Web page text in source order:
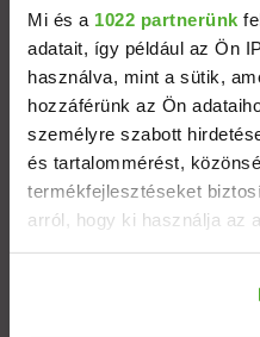
Mi és a 1022 partnerünk
adatait, így például az Ön
használva, mint a sütik,
hozzáférünk az Ön
személyre szabott
és tartalommérést,
termékfejlesztéseket
arról, hogy ki használja az
Információgyűjtés az
Ingatlanok
Eladó házak
Eladó lakások
Települések